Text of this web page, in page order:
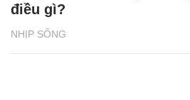
NHỊP SỐNG
điều gì?